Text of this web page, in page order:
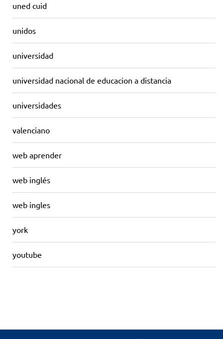
uned cuid
unidos
universidad
universidad nacional de educacion a distancia
universidades
valenciano
web aprender
web inglés
web ingles
york
youtube